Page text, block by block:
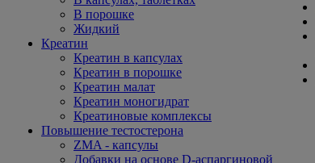
В порошке
Жидкий
Креатин
Креатин в капсулах
Креатин в порошке
Креатин малат
Креатин моногидрат
Креатиновые комплексы
Повышение тестостерона
ZMA - капсулы
Добавки на основе D-аспаргиновой